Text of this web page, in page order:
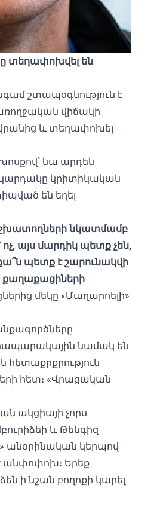
տեղափոխվել են
շտապօգնություն է
վիճակի
և տեղափոխել
նա արդեն
կրիտիկական
են եղել
նկատմամբ
այս մարդիկ պետք չեն,
պետք է շարունակվի
քաղաքացիների
մեկը «Մաղարոելի»
նամակ են
հետաքրքրություն
հետ։ «Վրացական
ակցիայի չորս
և Թենգիզ
անօրինական կերպով
Երեք
ի նշան բողոքի կարել